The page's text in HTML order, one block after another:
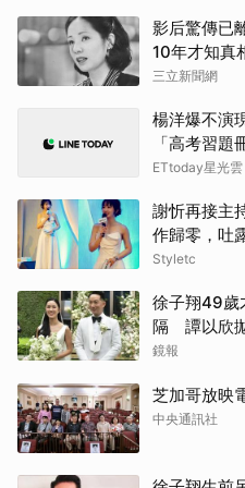
影后驚傳已
10年才知
三立新聞網
楊洋爆不演
「高考習題
ETtoday星光雲
謝忻再接主
作歸零，吐
Styletc
徐子翔49歲
隔 譚以欣拋
鏡報
芝加哥放映
中央通訊社